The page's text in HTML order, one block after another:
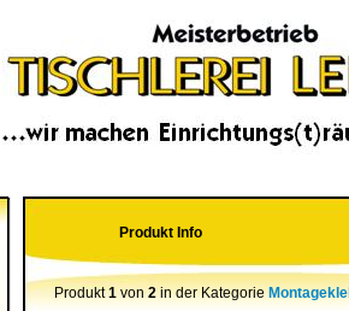
Produkt Info
Produkt1von2in der Kategorie